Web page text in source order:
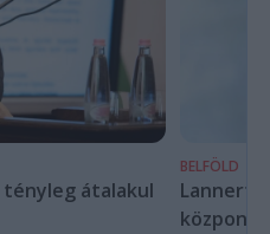
átalakul
BELFÖLD
Lannert